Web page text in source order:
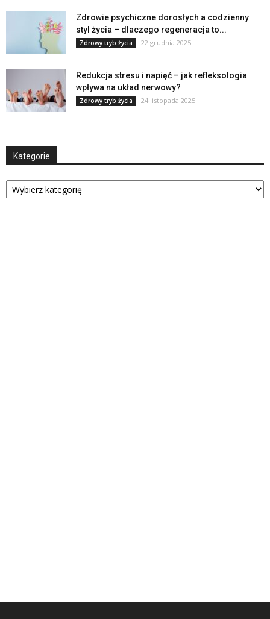
Zdrowie psychiczne dorosłych a codzienny
styl życia – dlaczego regeneracja to...
Zdrowy tryb życia 22 grudnia 2025
Redukcja stresu i napięć – jak refleksologia
wpływa na układ nerwowy?
Zdrowy tryb życia 24 listopada 2025
Kategorie
Kategorie